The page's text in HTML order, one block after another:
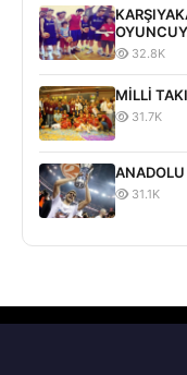
32.8K
MİLLİ
31.7K
31.1K